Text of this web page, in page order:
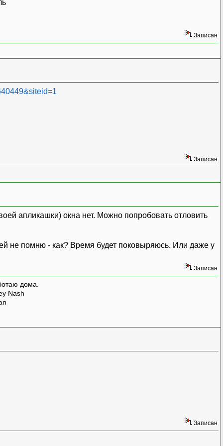
Записан
Записан
апликашки) окна нет. Можно попробовать отловить
не помню - как? Время будет поковыряюсь. Или даже у
Записан
дома.
Nash
Записан